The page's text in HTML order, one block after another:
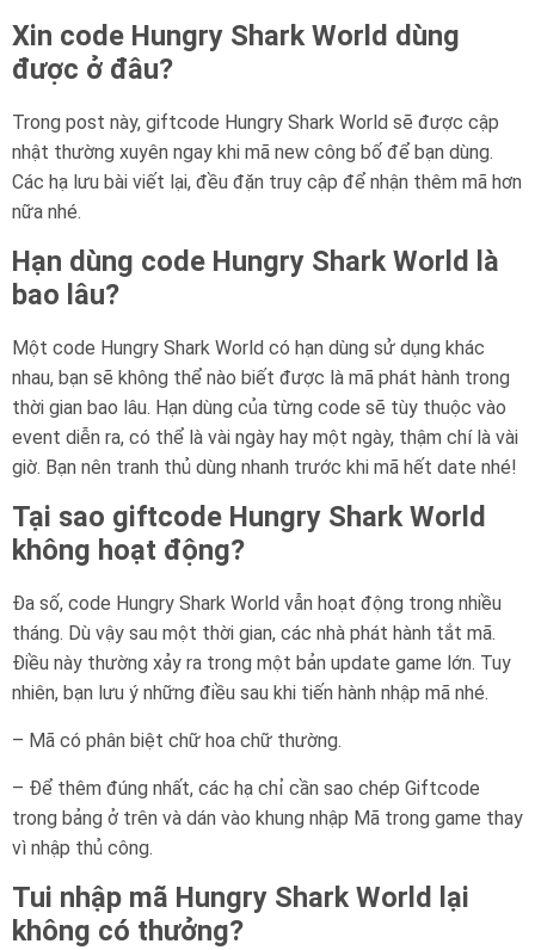
Xin code Hungry Shark World dùng
được ở đâu?
Trong post này, giftcode Hungry Shark World sẽ được cập
nhật thường xuyên ngay khi mã new công bố để bạn dùng.
Các hạ lưu bài viết lại, đều đặn truy cập để nhận thêm mã hơn
nữa nhé.
Hạn dùng code Hungry Shark World là
bao lâu?
Một code Hungry Shark World có hạn dùng sử dụng khác
nhau, bạn sẽ không thể nào biết được là mã phát hành trong
thời gian bao lâu. Hạn dùng của từng code sẽ tùy thuộc vào
event diễn ra, có thể là vài ngày hay một ngày, thậm chí là vài
giờ. Bạn nên tranh thủ dùng nhanh trước khi mã hết date nhé!
Tại sao giftcode Hungry Shark World
không hoạt động?
Đa số, code Hungry Shark World vẫn hoạt động trong nhiều
tháng. Dù vậy sau một thời gian, các nhà phát hành tắt mã.
Điều này thường xảy ra trong một bản update game lớn. Tuy
nhiên, bạn lưu ý những điều sau khi tiến hành nhập mã nhé.
– Mã có phân biệt chữ hoa chữ thường.
– Để thêm đúng nhất, các hạ chỉ cần sao chép Giftcode
trong bảng ở trên và dán vào khung nhập Mã trong game thay
vì nhập thủ công.
Tui nhập mã Hungry Shark World lại
không có thưởng?